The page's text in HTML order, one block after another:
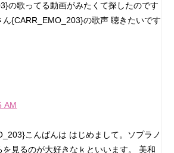
の歌ってる動画がみたくて探したのです
{CARR_EMO_203}の歌声 聴きたいです
AM
こんばんは はじめまして。ソプラノ
見るのが大好きなｋといいます。 美和